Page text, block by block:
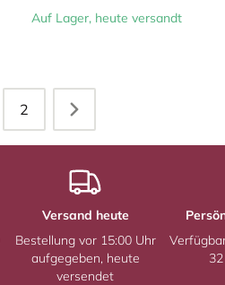
Auf Lager, heute versandt
2
Versand heute
Bestellung vor 15:00 Uhr
aufgegeben, heute
versendet